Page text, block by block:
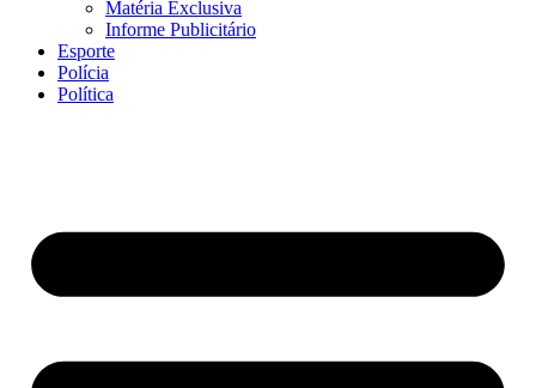
Matéria Exclusiva
Informe Publicitário
Esporte
Polícia
Política